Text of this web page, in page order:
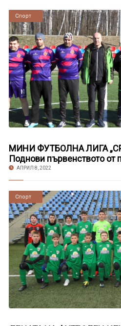
Новини
Спорт
МИНИ ФУТБОЛНА ЛИГА
Поднови първенството от
АПРИЛ 8, 2022
Новини
Спорт